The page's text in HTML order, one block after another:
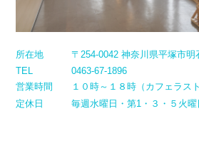
所在地
〒254-0042 神奈川県平塚市
TEL
0463-67-1896
営業時間
１０時～１８時（カフェラス
定休日
毎週水曜日・第1・３・５火曜